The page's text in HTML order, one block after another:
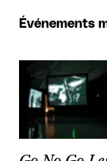
Événements